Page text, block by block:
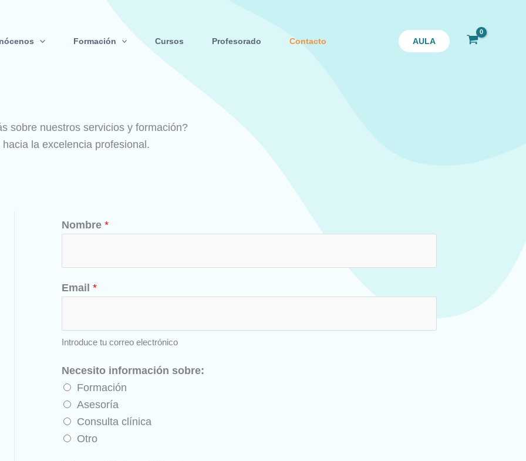
Formación Cursos Profesorado Contacto AULA
sobre nuestros servicios y formación?
la excelencia profesional.
Nombre *
Email *
Introduce tu correo electrónico
Necesito información sobre:
Formación
Asesoría
Consulta clínica
Otro